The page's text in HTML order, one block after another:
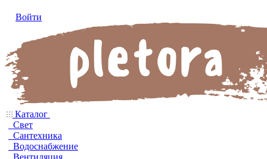
Войти
Каталог
Свет
Сантехника
Водоснабжение
Вентиляция